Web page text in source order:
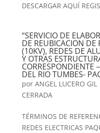
DESCARGAR AQUÍ
“SERVICIO DE
DE REUBICACION DE
(10KV), REDES DE
Y OTRAS
CORRESPONDIENTE
DEL RIO TUMBES-
por ANGEL LUCERO GIL
CERRADA
TÉRMINOS DE
REDES ELECTRICAS